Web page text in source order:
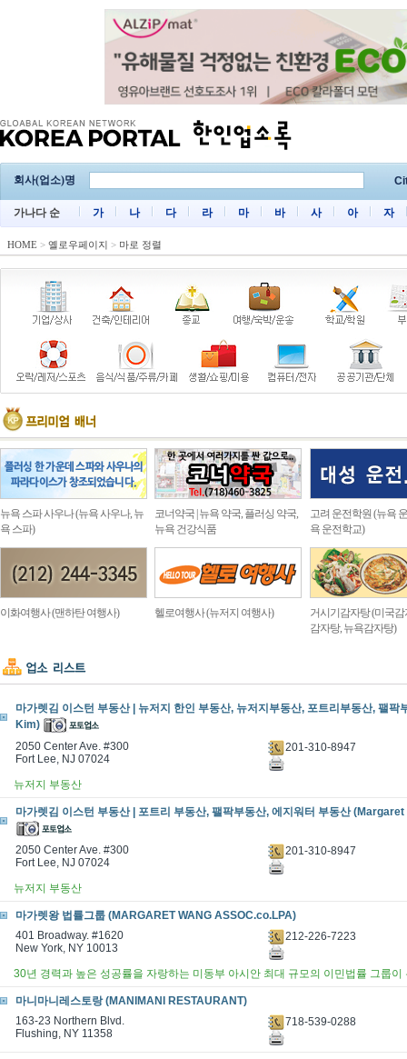
회사(업소)명
가나다 순 가 나 다 라 마 바 사 아 자
HOME > 옐로우페이지 > 마로 정렬
뉴욕 스파 사우나 (뉴욕 사우나, 뉴
욕 스파)
코너약국 | 뉴욕 약국, 플러싱 약국,
뉴욕 건강식품
고려 운전학원 (뉴욕
욕 운전학교)
이화여행사 (맨하탄 여행사) 헬로여행사 (뉴저지 여행사)
거시기감자탕 (미국감
감자탕, 뉴욕감자탕)
마가렛김 이스턴 부동산 | 뉴저지 한인 부동산, 뉴저지부동산, 포트리부동산, 팰팍
Kim)
2050 Center Ave. #300
Fort Lee, NJ 07024
201-310-8947
뉴저지 부동산
마가렛김 이스턴 부동산 | 포트리 부동산, 팰팍부동산, 에지워터 부동산
2050 Center Ave. #300
Fort Lee, NJ 07024
201-310-8947
뉴저지 부동산
마가렛왕 법률그룹 (MARGARET WANG ASSOC.co.LPA)
401 Broadway. #1620
New York, NY 10013
212-226-7223
30년 경력과 높은 성공률을 자랑하는 미동부 아시안 최대 규모의 이민법률 그룹이
마니마니레스토랑 (MANIMANI RESTAURANT)
163-23 Northern Blvd.
Flushing, NY 11358
718-539-0288